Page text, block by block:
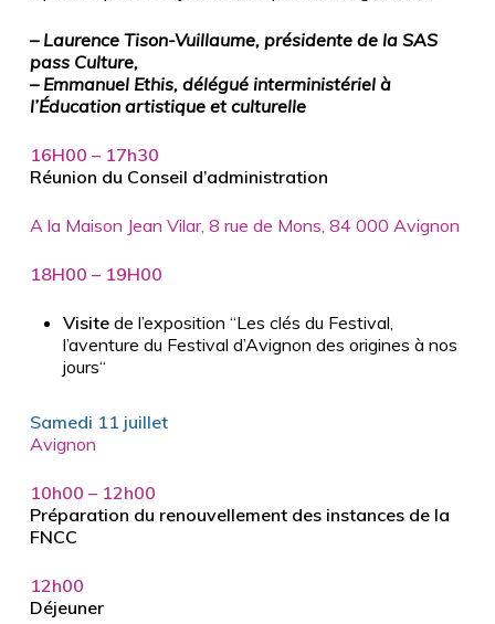
– Laurence Tison-Vuillaume, présidente de la SAS
pass Culture,
– Emmanuel Ethis, délégué interministériel à
l’Éducation artistique et culturelle
16H00 – 17h30
Réunion du Conseil d’administration
A la Maison Jean Vilar, 8 rue de Mons, 84 000 Avignon
18H00 – 19H00
Visite de l’exposition “Les clés du Festival,
l’aventure du Festival d’Avignon des origines à nos
jours“
Samedi 11 juillet
Avignon
10h00 – 12h00
Préparation du renouvellement des instances de la
FNCC
12h00
Déjeuner